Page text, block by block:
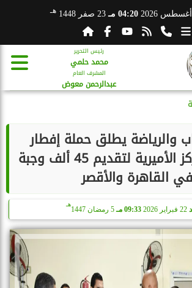
04:20 مـ 23 صفر 1448 هـ
رئيس التحرير
محمد حلمي
المشرف العام
عبدالرحمن معوض
والرياضة يطلق حملة إفطار
صائم من مركز الأميرية لتقديم 45 ألف وجبة
في القاهرة والأقصر
09:33 مـ 5 رمضان 1447
هـ